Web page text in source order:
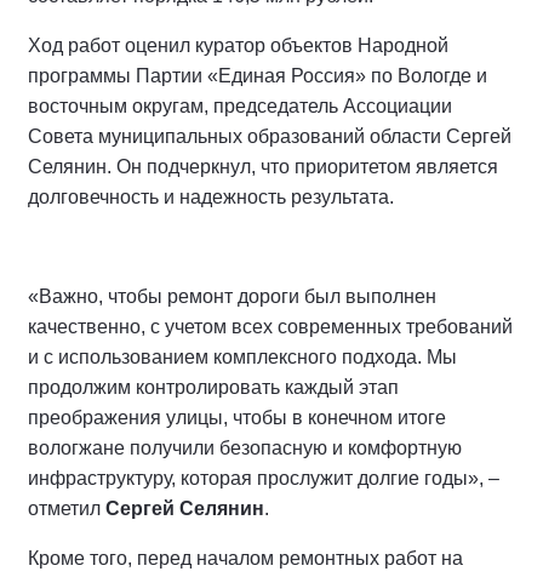
Ход работ оценил куратор объектов Народной
программы Партии «Единая Россия» по Вологде и
восточным округам, председатель Ассоциации
Совета муниципальных образований области Сергей
Селянин. Он подчеркнул, что приоритетом является
долговечность и надежность результата.
«Важно, чтобы ремонт дороги был выполнен
качественно, с учетом всех современных требований
и с использованием комплексного подхода. Мы
продолжим контролировать каждый этап
преображения улицы, чтобы в конечном итоге
вологжане получили безопасную и комфортную
инфраструктуру, которая прослужит долгие годы», –
отметил Сергей Селянин.
Кроме того, перед началом ремонтных работ на